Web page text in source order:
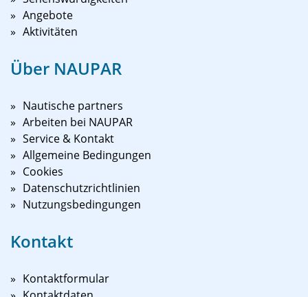
Angebote
Aktivitäten
Über NAUPAR
Nautische partners
Arbeiten bei NAUPAR
Service & Kontakt
Allgemeine Bedingungen
Cookies
Datenschutzrichtlinien
Nutzungsbedingungen
Kontakt
Kontaktformular